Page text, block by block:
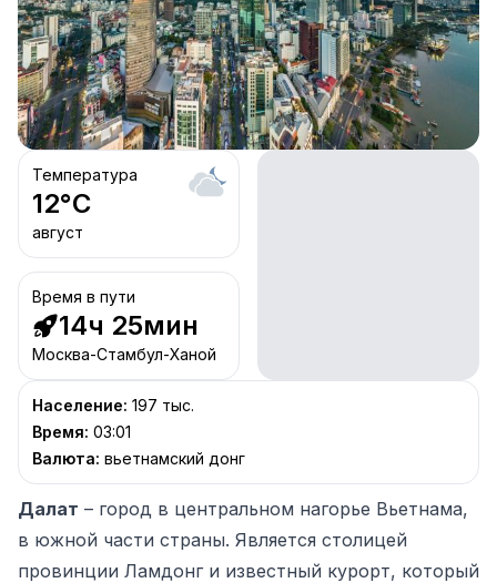
Температура
12°C
август
Время в пути
14ч 25мин
Москва-Стамбул-Ханой
Население: 197 тыс.
Время: 03:01
Валюта: вьетнамский донг
Далат – город в центральном нагорье Вьетнама,
в южной части страны. Является столицей
провинции Ламдонг и известный курорт, который